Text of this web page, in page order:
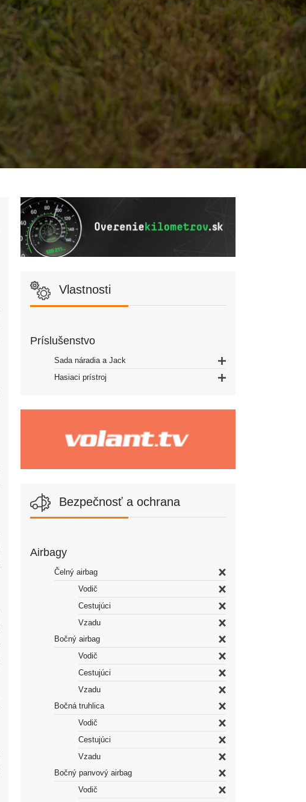
Vlastnosti
Príslušenstvo
Sada náradia a Jack
Hasiaci prístroj
Bezpečnosť a ochrana
Airbagy
Čelný airbag
Vodič
Cestujúci
Vzadu
Bočný airbag
Vodič
Cestujúci
Vzadu
Bočná truhlica
Vodič
Cestujúci
Vzadu
Bočný panvový airbag
Vodič